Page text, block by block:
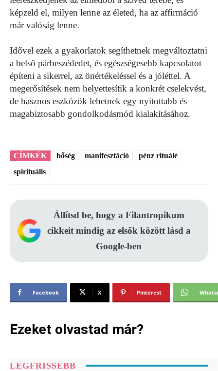
képzeld el, milyen lenne az életed, ha az affirmáció
már valóság lenne.
Idővel ezek a gyakorlatok segíthetnek megváltoztatni
a belső párbeszédedet, és egészségesebb kapcsolatot
építeni a sikerrel, az önértékeléssel és a jóléttel. A
megerősítések nem helyettesítik a konkrét cselekvést,
de hasznos eszközök lehetnek egy nyitottabb és
magabiztosabb gondolkodásmód kialakításához.
CÍMKÉK bőség manifesztáció
pénz rituálé
spirituális
Állítsd be, hogy a Filantropikum
cikkeit mindig az elsők között lásd a
Google-ben
Facebook X Pinterest
Ezeket olvastad már?
LEGFRISSEBB